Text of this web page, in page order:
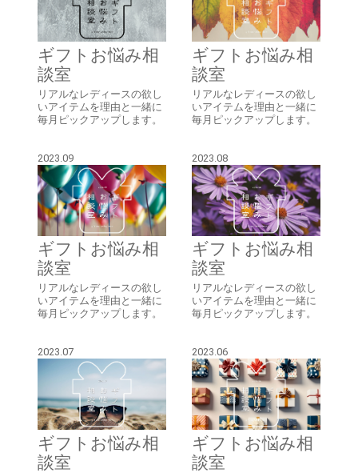
ギフトお悩み相
談室
リアルなレディースの欲し
いアイテムを理由と一緒に
毎月ピックアップします。
ギフトお悩み相
談室
リアルなレディースの欲し
いアイテムを理由と一緒に
毎月ピックアップします。
2023.09
ギフトお悩み相
談室
リアルなレディースの欲し
いアイテムを理由と一緒に
毎月ピックアップします。
2023.08
ギフトお悩み相
談室
リアルなレディースの欲し
いアイテムを理由と一緒に
毎月ピックアップします。
2023.07
ギフトお悩み相
談室
2023.06
ギフトお悩み相
談室